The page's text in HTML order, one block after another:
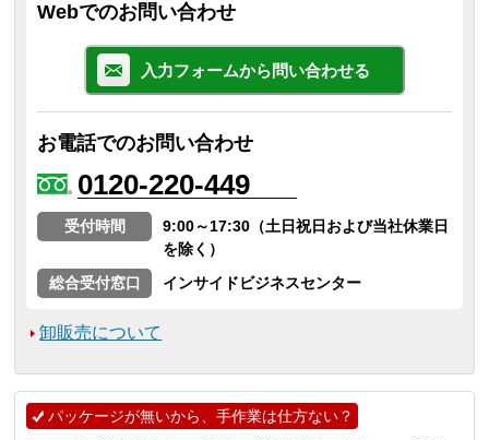
Webでのお問い合わせ
入力フォームから問い合わせる
お電話でのお問い合わせ
0120-220-449
受付時間
9:00～17:30（土日祝日および当社休業日
を除く）
総合受付窓口
インサイドビジネスセンター
卸販売について
パッケージが無いから、手作業は仕方ない？